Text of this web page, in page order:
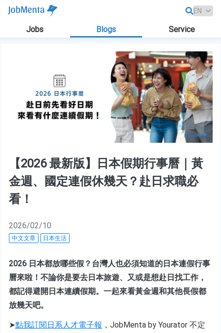
Jobs Blogs Service
【2026 最新版】日本假期行事曆｜黃
金週、國定連假休幾天？赴日求職必
看！
2026/02/10
中文文章 日本生活
2026 日本都放哪些假？台灣人也必須知道的日本連假行事
曆來啦！不論你是要去日本旅遊、又或是想赴日找工作，
都記得避開日本連續假期。一起來看黃金週和其他長假都
放幾天吧。
➤點我訂閱日系人才電子報 ，JobMenta by Yourator 不定